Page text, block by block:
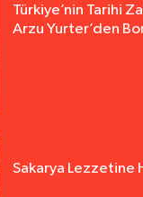
Türkiye’nin Tarihi
Arzu Yurter’den
Sakarya Lezzetine